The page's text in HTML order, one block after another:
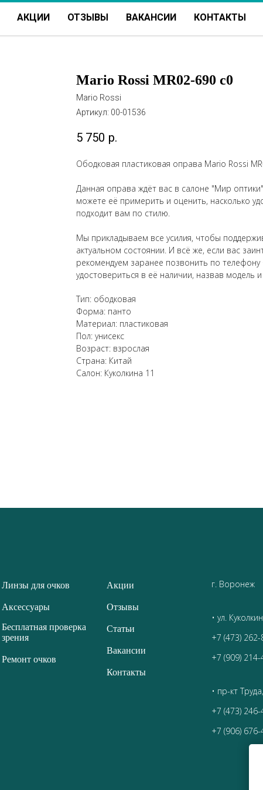
АКЦИИ ОТЗЫВЫ ВАКАНСИИ КОНТАКТЫ
Mario Rossi MR02-690 c0
Mario Rossi
Артикул: 00-01536
5 750 р.
Ободковая пластиковая оправа Mario Rossi
Данная оправа ждёт вас в салоне "Мир
можете её примерить и оценить, насколько
подходит вам по стилю.
Мы прикладываем все усилия, чтобы
актуальном состоянии. И всё же, если вас
рекомендуем заранее позвонить по телефону
удостовериться в её наличии, назвав модель
Тип: ободковая
Форма: панто
Материал: пластиковая
Пол: унисекс
Возраст: взрослая
Страна: Китай
Салон: Куколкина 11
Линзы для очков
Аксессуары
Бесплатная проверка
зрения
Ремонт очков
Акции
Отзывы
Статьи
Вакансии
Контакты
г. Воронеж
• ул.
+7 (473)
+7 (909)
• пр-кт
+7 (473)
+7 (906)